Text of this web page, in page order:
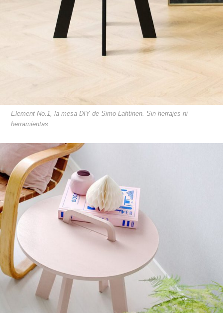
Element No.1, la mesa DIY de Simo Lahtinen. Sin herrajes ni
herramientas